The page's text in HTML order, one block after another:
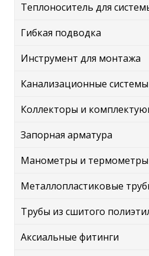
Теплоноситель для
Гибкая подводка
Инструмент для монтажа
Канализационные системы
Коллекторы и
Запорная арматура
Манометры и термометры
Металлопластиковые
Трубы из сшитого
Аксиальные фитинги